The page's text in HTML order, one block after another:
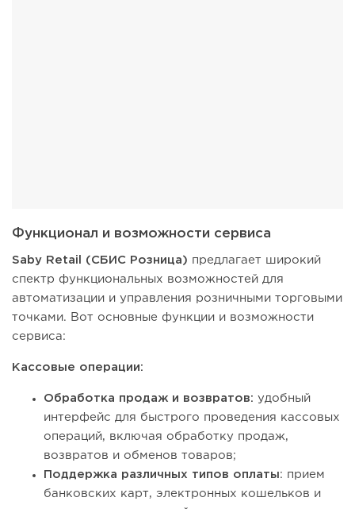
Функционал и возможности сервиса
Saby Retail (СБИС Розница) предлагает широкий
спектр функциональных возможностей для
автоматизации и управления розничными торговыми
точками. Вот основные функции и возможности
сервиса:
Кассовые операции:
Обработка продаж и возвратов: удобный
интерфейс для быстрого проведения кассовых
операций, включая обработку продаж,
возвратов и обменов товаров;
Поддержка различных типов оплаты: прием
банковских карт, электронных кошельков и